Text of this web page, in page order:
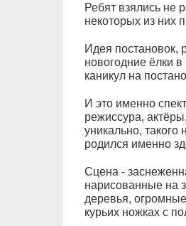
Ребят взялись не
некоторых из них
Идея постановок,
новогодние ёлки
каникул на
И это именно
режиссура,
уникально, такого
родился именно
Сцена -
нарисованные на
деревья,
курьих ножках с